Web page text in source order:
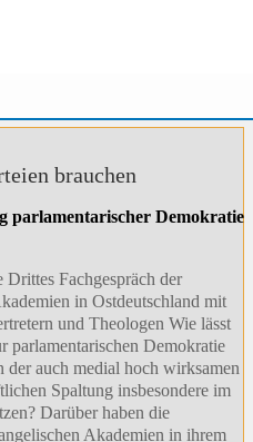
brauchen
parlamentarischer Demokratie
Fachgespräch der
in Ostdeutschland mit
und Theologen Wie lässt
parlamentarischen Demokratie
der auch medial hoch wirksamen
Spaltung insbesondere im
Darüber haben die
Akademien in ihrem